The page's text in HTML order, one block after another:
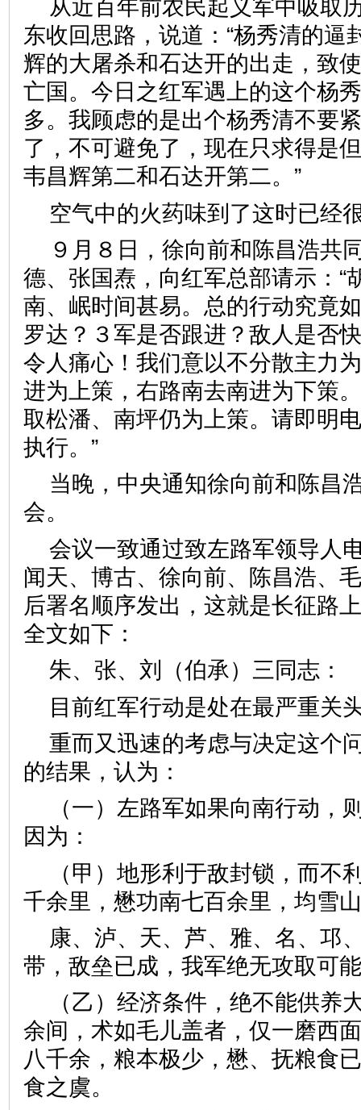
从近百年前农民起义军中吸取
东收回思路，说道：“杨秀清的逼
辉的大屠杀和石达开的出走，致
亡国。今日之红军遇上的这个杨
多。我顾虑的是出个杨秀清不要
了，不可避免了，现在只求得是
韦昌辉第二和石达开第二。”
空气中的火药味到了这时已经
９月８日，徐向前和陈昌浩共
德、张国焘，向红军总部请示：“
南、岷时间甚易。总的行动究竟
罗达？３军是否跟进？敌人是否
令人痛心！我们意以不分散主力
进为上策，右路南去南进为下策
取松潘、南坪仍为上策。请即明
执行。”
当晚，中央通知徐向前和陈昌
会。
会议一致通过致左路军领导人
闻天、博古、徐向前、陈昌浩、
后署名顺序发出，这就是长征路
全文如下：
朱、张、刘（伯承）三同志：
目前红军行动是处在最严重关
重而又迅速的考虑与决定这个
的结果，认为：
（一）左路军如果向南行动，
因为：
（甲）地形利于敌封锁，而不
千余里，懋功南七百余里，均雪
康、泸、天、芦、雅、名、邛
带，敌垒已成，我军绝无攻取可
（乙）经济条件，绝不能供养
余间，术如毛儿盖者，仅一磨西
八千余，粮本极少，懋、抚粮食
食之虞。